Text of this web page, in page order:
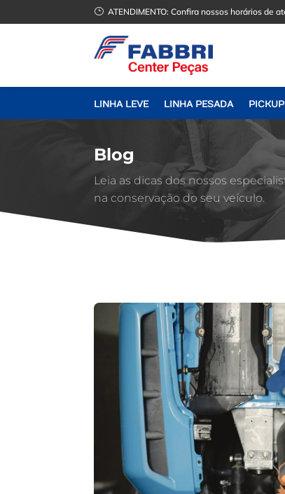
} ATENDIMENTO:Confira nossos horários de
LINHA LEVE LINHA PESADA
Blog
Leia as dicas dos nossos
na conservação do seu veículo.